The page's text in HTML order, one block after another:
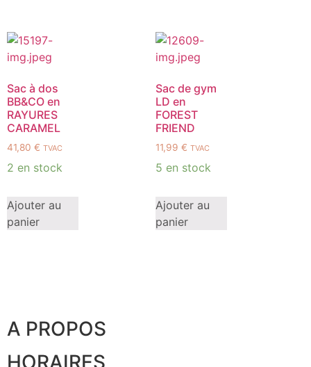
Sac à dos
BB&CO en
RAYURES
CARAMEL
41,80 € TVAC
2 en stock
Ajouter au
panier
Sac de gym
LD en
FOREST
FRIEND
11,99 € TVAC
5 en stock
Ajouter au
panier
A PROPOS
HORAIRES